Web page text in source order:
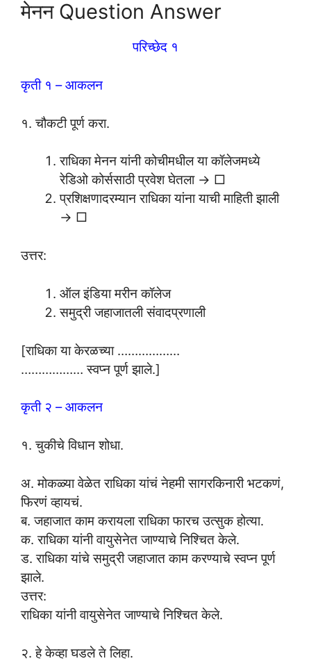
मेनन Question Answer
परिच्छेद १
कृती १ – आकलन
१. चौकटी पूर्ण करा.
राधिका मेनन यांनी कोचीमधील या कॉलेजमध्ये
रेडिओ कोर्ससाठी प्रवेश घेतला → □
प्रशिक्षणादरम्यान राधिका यांना याची माहिती झाली
→ □
उत्तर:
ऑल इंडिया मरीन कॉलेज
समुद्री जहाजातली संवादप्रणाली
[राधिका या केरळच्या ………………
……………… स्वप्न पूर्ण झाले.]
कृती २ – आकलन
१. चुकीचे विधान शोधा.
अ. मोकळ्या वेळेत राधिका यांचं नेहमी सागरकिनारी भटकणं,
फिरणं व्हायचं.
ब. जहाजात काम करायला राधिका फारच उत्सुक होत्या.
क. राधिका यांनी वायुसेनेत जाण्याचे निश्चित केले.
ड. राधिका यांचे समुद्री जहाजात काम करण्याचे स्वप्न पूर्ण
झाले.
उत्तर:
राधिका यांनी वायुसेनेत जाण्याचे निश्चित केले.
२. हे केव्हा घडले ते लिहा.